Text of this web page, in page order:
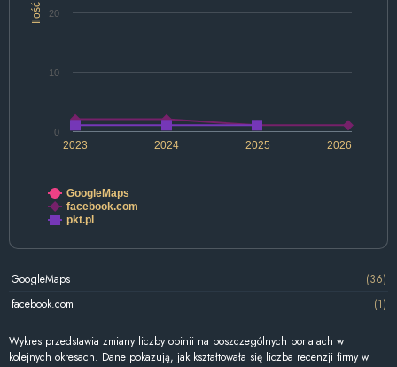
Ilość
2024 2026
2023 2025
0
10
20
GoogleMaps
facebook.com
pkt.pl
GoogleMaps
(36)
facebook.com
(1)
Wykres przedstawia zmiany liczby opinii na poszczególnych portalach w
kolejnych okresach. Dane pokazują, jak kształtowała się liczba recenzji firmy w